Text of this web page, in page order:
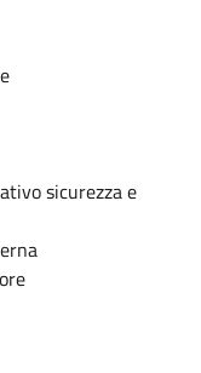
sicurezza e